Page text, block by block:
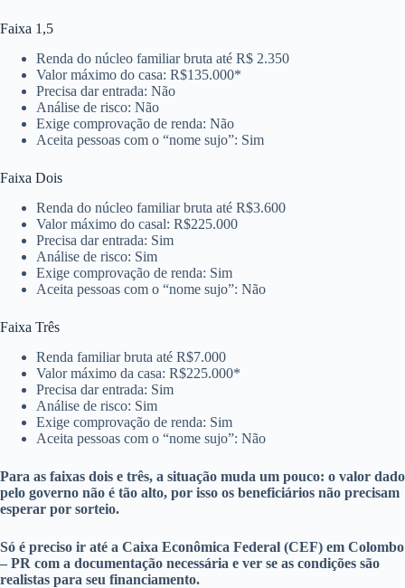
Faixa 1,5
Renda do núcleo familiar bruta até R$ 2.350
Valor máximo do casa: R$135.000*
Precisa dar entrada: Não
Análise de risco: Não
Exige comprovação de renda: Não
Aceita pessoas com o “nome sujo”: Sim
Faixa Dois
Renda do núcleo familiar bruta até R$3.600
Valor máximo do casal: R$225.000
Precisa dar entrada: Sim
Análise de risco: Sim
Exige comprovação de renda: Sim
Aceita pessoas com o “nome sujo”: Não
Faixa Três
Renda familiar bruta até R$7.000
Valor máximo da casa: R$225.000*
Precisa dar entrada: Sim
Análise de risco: Sim
Exige comprovação de renda: Sim
Aceita pessoas com o “nome sujo”: Não
Para as faixas dois e três, a situação muda um pouco: o valor dado
pelo governo não é tão alto, por isso os beneficiários não precisam
esperar por sorteio.
Só é preciso ir até a Caixa Econômica Federal (CEF) em Colombo
– PR com a documentação necessária e ver se as condições são
realistas para seu financiamento.